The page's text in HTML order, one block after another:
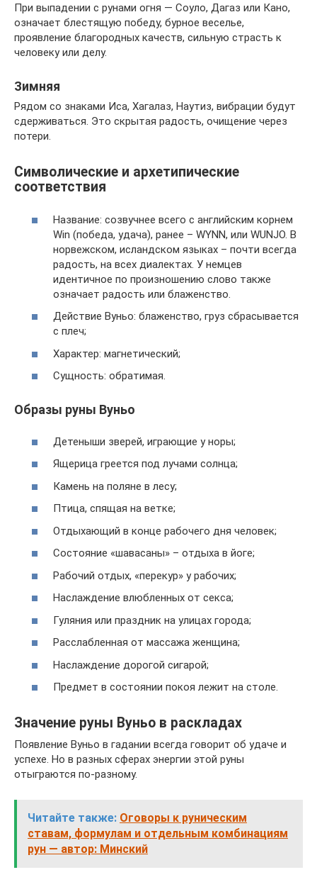
При выпадении с рунами огня — Соуло, Дагаз или Кано,
означает блестящую победу, бурное веселье,
проявление благородных качеств, сильную страсть к
человеку или делу.
Зимняя
Рядом со знаками Иса, Хагалаз, Наутиз, вибрации будут
сдерживаться. Это скрытая радость, очищение через
потери.
Символические и архетипические
соответствия
Название: созвучнее всего с английским корнем
Win (победа, удача), ранее – WYNN, или WUNJO. В
норвежском, исландском языках – почти всегда
радость, на всех диалектах. У немцев
идентичное по произношению слово также
означает радость или блаженство.
Действие Вуньo: блаженство, груз сбрасывается
с плеч;
Характер: магнетический;
Сущность: обратимая.
Образы руны Вуньо
Детеныши зверей, играющие у норы;
Ящерица греется под лучами солнца;
Камень на поляне в лесу;
Птица, спящая на ветке;
Отдыхающий в конце рабочего дня человек;
Состояние «шавасаны» – отдыха в йоге;
Рабочий отдых, «перекур» у рабочих;
Наслаждение влюбленных от секса;
Гуляния или праздник на улицах города;
Расслабленная от массажа женщина;
Наслаждение дорогой сигарой;
Предмет в состоянии покоя лежит на столе.
Значение руны Вуньо в раскладах
Появление Вуньо в гадании всегда говорит об удаче и
успехе. Но в разных сферах энергии этой руны
отыграются по-разному.
Читайте также: Оговоры к руническим
ставам, формулам и отдельным комбинациям
рун — автор: Минский